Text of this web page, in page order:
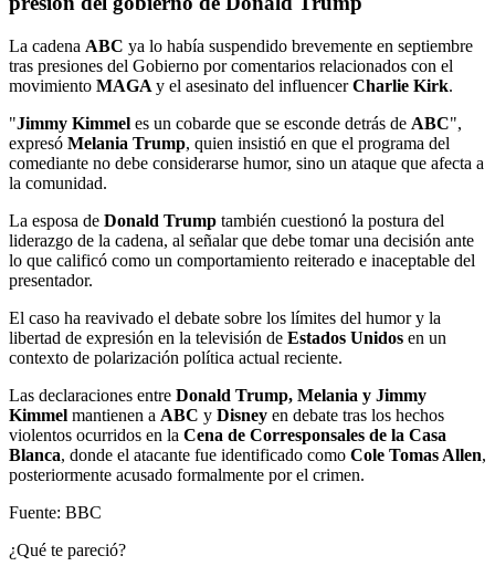
La cadena ABC ya lo había suspendido brevemente en septiembre
tras presiones del Gobierno por comentarios relacionados con el
movimiento MAGA y el asesinato del influencerCharlie Kirk.
"Jimmy Kimmel es un cobarde que se esconde detrás de ABC",
expresó Melania Trump, quien insistió en que el programa del
comediante no debe considerarse humor, sino un ataque que afecta a
la comunidad.
La esposa de Donald Trump también cuestionó la postura del
liderazgo de la cadena, al señalar que debe tomar una decisión ante
lo que calificó como un comportamiento reiterado e inaceptable del
presentador.
El caso ha reavivado el debate sobre los límites del humor y la
libertad de expresión en la televisión de Estados Unidos en un
contexto de polarización política actual reciente.
Las declaraciones entre Donald Trump, Melania y Jimmy
Kimmel mantienen a ABC y Disney en debate tras los hechos
violentos ocurridos en la Cena de Corresponsales de la Casa
Blanca, donde el atacante fue identificado como Cole Tomas Allen,
posteriormente acusado formalmente por el crimen.
Fuente: BBC
¿Qué te pareció?